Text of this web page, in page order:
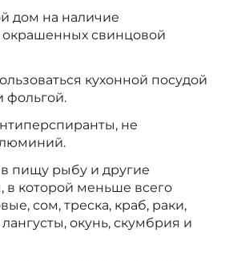
дом на наличие
окрашенных свинцовой
кухонной посудой
фольгой.
не
пищу рыбу и другие
в которой меньше всего
сом, треска, краб, раки,
окунь, скумбрия и